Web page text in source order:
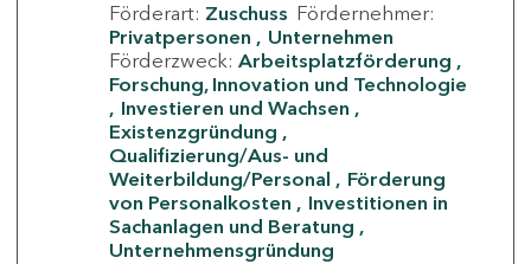
Förderart: Zuschuss Fördernehmer:
Privatpersonen
Unternehmen
Förderzweck: Arbeitsplatzförderung
Forschung, Innovation und Technologie
Investieren und Wachsen
Existenzgründung
Qualifizierung/Aus- und
Weiterbildung/Personal
Förderung
von Personalkosten
Investitionen in
Sachanlagen und Beratung
Unternehmensgründung